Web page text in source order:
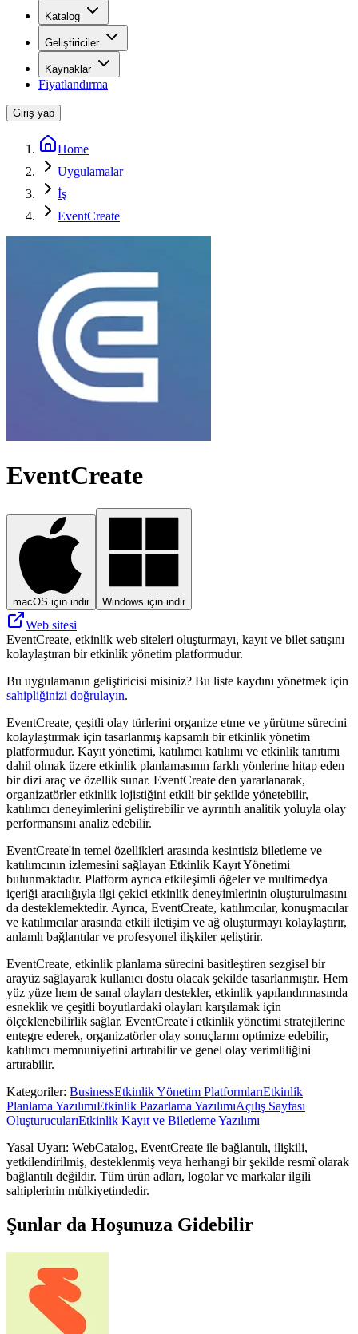
Katalog
Geliştiriciler
Kaynaklar
Fiyatlandırma
Giriş yap
Home
Uygulamalar
İş
EventCreate
EventCreate
macOS için indir Windows için indir
Web sitesi
EventCreate, etkinlik web siteleri oluşturmayı, kayıt ve bilet satışını
kolaylaştıran bir etkinlik yönetim platformudur.
Bu uygulamanın geliştiricisi misiniz? Bu liste kaydını yönetmek için
sahipliğinizi doğrulayın.
EventCreate, çeşitli olay türlerini organize etme ve yürütme sürecini
kolaylaştırmak için tasarlanmış kapsamlı bir etkinlik yönetim
platformudur. Kayıt yönetimi, katılımcı katılımı ve etkinlik tanıtımı
dahil olmak üzere etkinlik planlamasının farklı yönlerine hitap eden
bir dizi araç ve özellik sunar. EventCreate'den yararlanarak,
organizatörler etkinlik lojistiğini etkili bir şekilde yönetebilir,
katılımcı deneyimlerini geliştirebilir ve ayrıntılı analitik yoluyla olay
performansını analiz edebilir.
EventCreate'in temel özellikleri arasında kesintisiz biletleme ve
katılımcının izlemesini sağlayan Etkinlik Kayıt Yönetimi
bulunmaktadır. Platform ayrıca etkileşimli öğeler ve multimedya
içeriği aracılığıyla ilgi çekici etkinlik deneyimlerinin oluşturulmasını
da desteklemektedir. Ayrıca, EventCreate, katılımcılar, konuşmacılar
ve katılımcılar arasında etkili iletişim ve ağ oluşturmayı kolaylaştırır,
anlamlı bağlantılar ve profesyonel ilişkiler geliştirir.
EventCreate, etkinlik planlama sürecini basitleştiren sezgisel bir
arayüz sağlayarak kullanıcı dostu olacak şekilde tasarlanmıştır. Hem
yüz yüze hem de sanal olayları destekler, etkinlik yapılandırmasında
esneklik ve çeşitli boyutlardaki olayları karşılamak için
ölçeklenebilirlik sağlar. EventCreate'i etkinlik yönetimi stratejilerine
entegre ederek, organizatörler olay sonuçlarını optimize edebilir,
katılımcı memnuniyetini artırabilir ve genel olay verimliliğini
artırabilir.
Kategoriler: BusinessEtkinlik Yönetim PlatformlarıEtkinlik
Planlama YazılımıEtkinlik Pazarlama YazılımıAçılış Sayfası
OluşturucularıEtkinlik Kayıt ve Biletleme Yazılımı
Yasal Uyarı: WebCatalog, EventCreate ile bağlantılı, ilişkili,
yetkilendirilmiş, desteklenmiş veya herhangi bir şekilde resmî olarak
bağlantılı değildir. Tüm ürün adları, logolar ve markalar ilgili
sahiplerinin mülkiyetindedir.
Şunlar da Hoşunuza Gidebilir